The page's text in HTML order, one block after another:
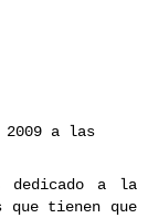
2009 a las
dedicado a la
que tienen que